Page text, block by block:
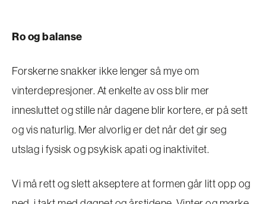
Ro og balanse
Forskerne snakker ikke lenger så mye om
vinterdepresjoner. At enkelte av oss blir mer
innesluttet og stille når dagene blir kortere, er på sett
og vis naturlig. Mer alvorlig er det når det gir seg
utslag i fysisk og psykisk apati og inaktivitet.
Vi må rett og slett akseptere at formen går litt opp og